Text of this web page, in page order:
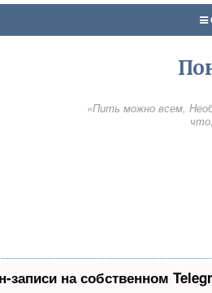
«Пить можно всем,
записи на собственном